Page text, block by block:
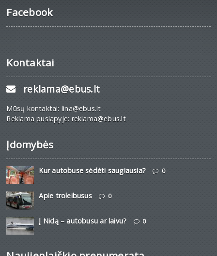
Facebook
Kontaktai
reklama@ebus.lt
Mūsų kontaktai: lina@ebus.lt
Reklama puslapyje: reklama@ebus.lt
Įdomybės
Kur autobuse sėdėti saugiausia? 0
Apie troleibusus 0
Į Nidą – autobusu ar laivu? 0